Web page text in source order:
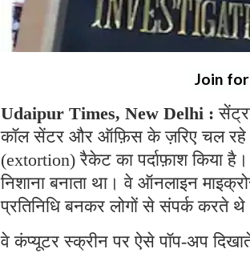
Join
Udaipur Times, New Delhi :
कॉल सेंटर और ऑफ़िस के ज़रिए चल रहे
(extortion) रैकेट का पर्दाफ़ाश किया
निशाना बनाता था। वे ऑनलाइन
प्रतिनिधि बनकर लोगों से संपर्क करते
वे कंप्यूटर स्क्रीन पर ऐसे पॉप-अप